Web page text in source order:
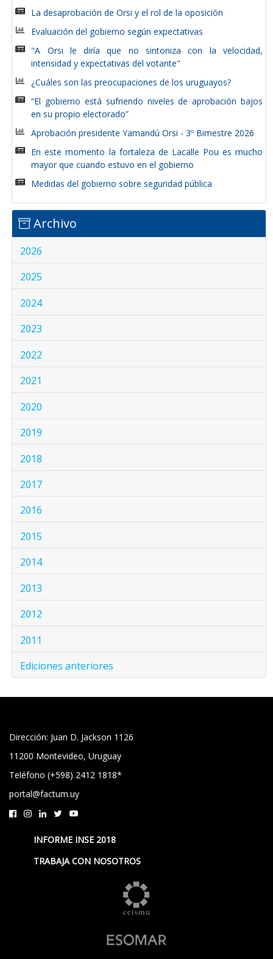
La desaprobación de Orsi y el rol de la oposición
Evaluación del gobierno según expectativas
"A Orsi le diría que no sintoniza con la velocidad,
intensidad y expectativas del votante"
¿Cuáles son las preocupaciones de los uruguayos?
“El gobierno está sufriendo niveles de aprobación bajos
en su propio electorado”
Aprobación presidente Yamandú Orsi - 3º Bimestre 2026
En este momento la fortaleza de Lacalle Pou es mucho
mayor que cuando estuvo en el gobierno
Medidas del gobierno sobre seguridad pública
Archivo
2026
2025
2024
2023
2022
2021
2020
2019
2018
2017
2016
2015
2014
2013
2012
2011
Ediciones anteriores
Dirección: Juan D. Jackson 1126
11200 Montevideo, Uruguay
Teléfono (+598) 2412 1818*
portal@factum.uy
INFORME INSE 2018
TRABAJA CON NOSOTROS